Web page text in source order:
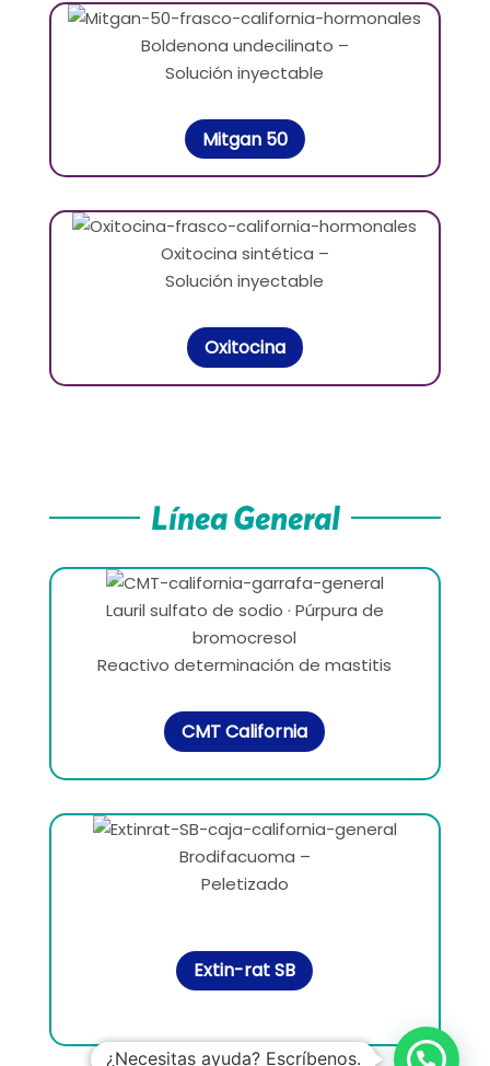
Boldenona undecilinato –
Solución inyectable
Mitgan 50
Oxitocina sintética –
Solución inyectable
Oxitocina
Línea General
Lauril sulfato de sodio · Púrpura de
bromocresol
Reactivo determinación de mastitis
CMT California
Brodifacuoma –
Peletizado
Extin-rat SB
¿Necesitas ayuda? Escríbenos.